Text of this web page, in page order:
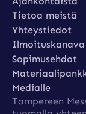
Ajankohtaista
Tietoa meistä
Tietoa meistä
Yhteystiedot
Yhteystiedot
Ilmoituskanava
Ilmoituskanava
Sopimusehdot
Sopimusehdot
Materiaalipankki
Medialle
Medialle
Tampereen